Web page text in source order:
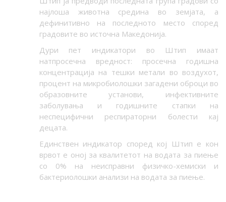
најлоша животна средина во земјата, а
дефинитивно на последното место според
градовите во источна Македонија.
Дури пет индикатори во Штип имаат
натпросечна вредност: просечна годишна
концентрација на тешки метали во воздухот,
процент на микробиолошки загадени оброци во
образовните установи, инфективните
заболувања и годишните стапки на
неспецифични респираторни болести кај
децата.
Единствен индикатор според кој Штип е кон
врвот е оној за квалитетот на водата за пиење
со 0% на неисправни физичко-хемиски и
бактериолошки анализи на водата за пиење.